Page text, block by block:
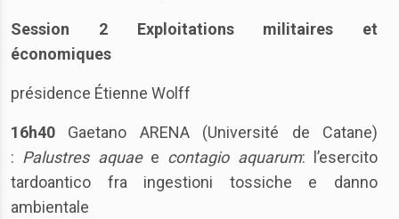
Session 2 Exploitations militaires et
économiques
présidence Étienne Wolff
16h40 Gaetano ARENA (Université de Catane)
: Palustres aquaee contagio aquarum: l’esercito
tardoantico fra ingestioni tossiche e danno
ambientale